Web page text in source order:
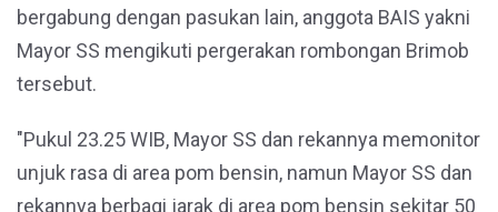
bergabung dengan pasukan lain, anggota BAIS yakni
Mayor SS mengikuti pergerakan rombongan Brimob
tersebut.
"Pukul 23.25 WIB, Mayor SS dan rekannya memonitor
unjuk rasa di area pom bensin, namun Mayor SS dan
rekannya berbagi jarak di area pom bensin sekitar 50